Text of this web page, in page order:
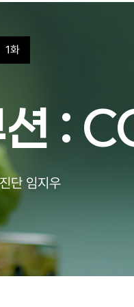
1화
션 :
단 임지우